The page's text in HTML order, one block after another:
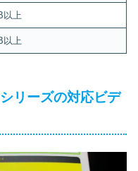
以上
以上
リーズの対応ビデ